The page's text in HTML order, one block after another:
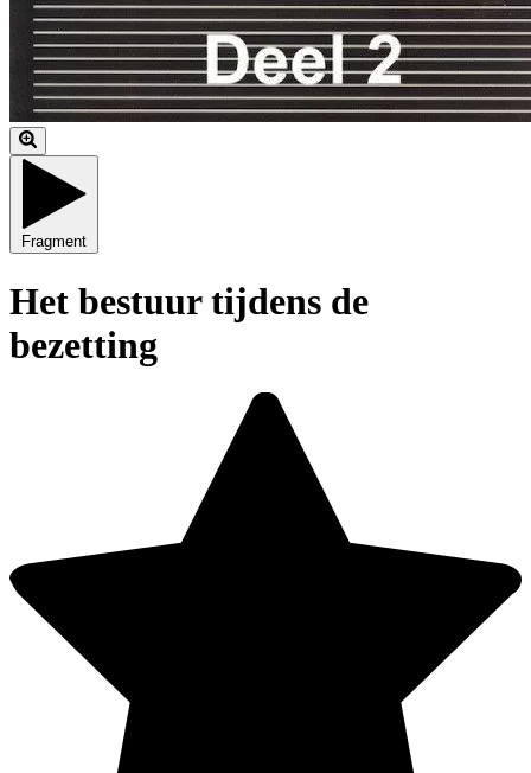
Fragment
Het bestuur tijdens de
bezetting